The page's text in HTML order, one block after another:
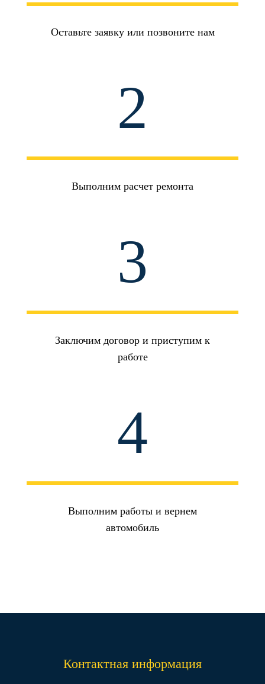
Оставьте заявку или позвоните нам
2
Выполним расчет ремонта
3
Заключим договор и приступим к
работе
4
Выполним работы и вернем
автомобиль
Контактная информация